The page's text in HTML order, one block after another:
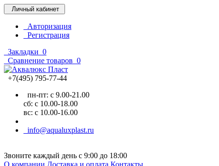
Личный кабинет
Авторизация
Регистрация
Закладки 0
Сравнение товаров 0
+7(495) 795-77-44
пн-пт: с 9.00-21.00
сб: с 10.00-18.00
вс: с 10.00-16.00
info@aqualuxplast.ru
Звоните каждый день с 9:00 до 18:00
О компании Доставка и оплата Контакты